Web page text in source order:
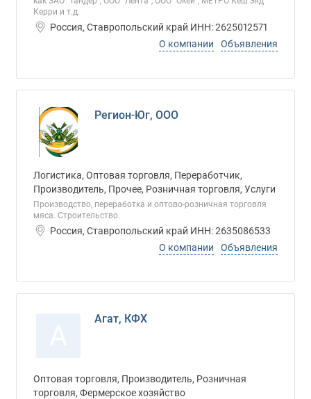
Керри и т.д.
Россия, Ставропольский край ИНН: 2625012571
О компании
Объявления
Регион-Юг, ООО
Логистика, Оптовая торговля, Переработчик,
Производитель, Прочее, Розничная торговля, Услуги
Производство, переработка и оптово-розничная торговля
мяса. Строительство.
Россия, Ставропольский край ИНН: 2635086533
О компании
Объявления
Агат, КФХ
Оптовая торговля, Производитель, Розничная
торговля, Фермерское хозяйство